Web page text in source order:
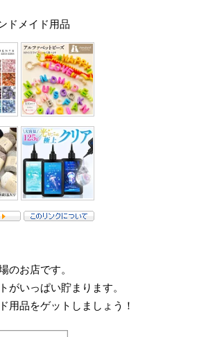
ドメイド用品
のお店です。
がいっぱい貯まります。
用品をゲットしましょう！